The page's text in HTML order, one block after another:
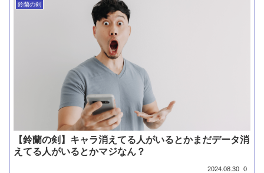
鈴蘭の剣
【鈴蘭の剣】キャラ消えてる人がいるとかまだデータ消
えてる人がいるとかマジなん？
2024.08.30 0